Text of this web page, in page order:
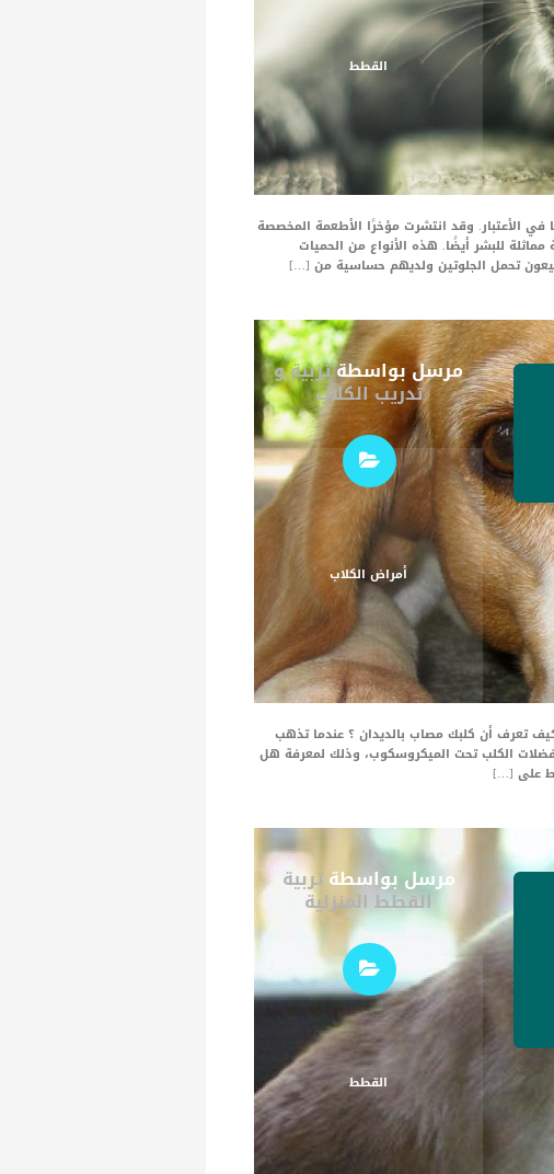
القطط
الأعتبار. وقد انتشرت مؤخرًا الأطعمة المخصصة
للبشر أيضًا. هذه الأنواع من الحميات
تحمل الجلوتين ولديهم حساسية من […]
مرسل بواسطةتربية و
تدريب الكلاب
أمراض الكلاب
تعرف أن كلبك مصاب بالديدان ؟ عندما تذهب
الكلب تحت الميكروسكوب، وذلك لمعرفة هل
على […]
مرسل بواسطةتربية
القطط المنزلية
القطط